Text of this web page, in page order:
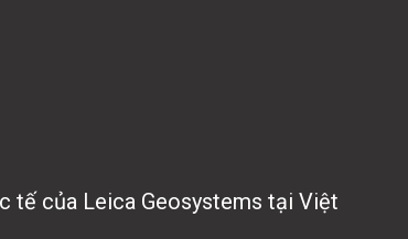
tế của Leica Geosystems tại Việt